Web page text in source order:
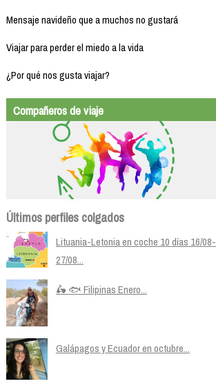
Mensaje navideño que a muchos no gustará
Viajar para perder el miedo a la vida
¿Por qué nos gusta viajar?
Compañeros de viaje
Últimos perfiles colgados
Lituania-Letonia en coche 10 días 16/08-
27/08...
🛵 🐟 Filipinas Enero...
Galápagos y Ecuador en octubre...